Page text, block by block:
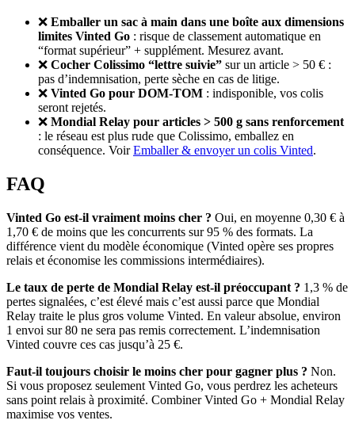
❌ Emballer un sac à main dans une boîte aux dimensions
limites Vinted Go : risque de classement automatique en
“format supérieur” + supplément. Mesurez avant.
❌ Cocher Colissimo “lettre suivie” sur un article > 50 € :
pas d’indemnisation, perte sèche en cas de litige.
❌ Vinted Go pour DOM-TOM : indisponible, vos colis
seront rejetés.
❌ Mondial Relay pour articles > 500 g sans renforcement
: le réseau est plus rude que Colissimo, emballez en
conséquence. VoirEmballer & envoyer un colis Vinted.
FAQ
Vinted Go est-il vraiment moins cher ? Oui, en moyenne 0,30 € à
1,70 € de moins que les concurrents sur 95 % des formats. La
différence vient du modèle économique (Vinted opère ses propres
relais et économise les commissions intermédiaires).
Le taux de perte de Mondial Relay est-il préoccupant ? 1,3 % de
pertes signalées, c’est élevé mais c’est aussi parce que Mondial
Relay traite le plus gros volume Vinted. En valeur absolue, environ
1 envoi sur 80 ne sera pas remis correctement. L’indemnisation
Vinted couvre ces cas jusqu’à 25 €.
Faut-il toujours choisir le moins cher pour gagner plus ? Non.
Si vous proposez seulement Vinted Go, vous perdrez les acheteurs
sans point relais à proximité. Combiner Vinted Go + Mondial Relay
maximise vos ventes.